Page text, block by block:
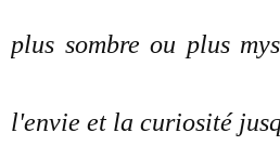
plus sombre ou plus
l'envie et la curiosité